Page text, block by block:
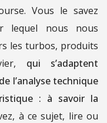
Vous le savez
lequel nous nous
les turbos, produits
qui s’adaptent
l’analyse technique
: à savoir la
à ce sujet, lire ou